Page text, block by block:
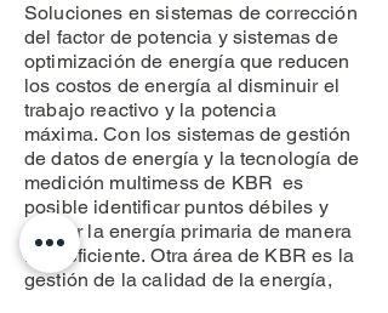
Soluciones en sistemas de corrección
del factor de potencia y sistemas de
optimización de energía que reducen
los costos de energía al disminuir el
trabajo reactivo y la potencia
máxima. Con los sistemas de gestión
de datos de energía y la tecnología de
medición multimess de KBR es
posible identificar puntos débiles y
utilizar la energía primaria de manera
más eficiente. Otra área de KBR es la
gestión de la calidad de la energía,